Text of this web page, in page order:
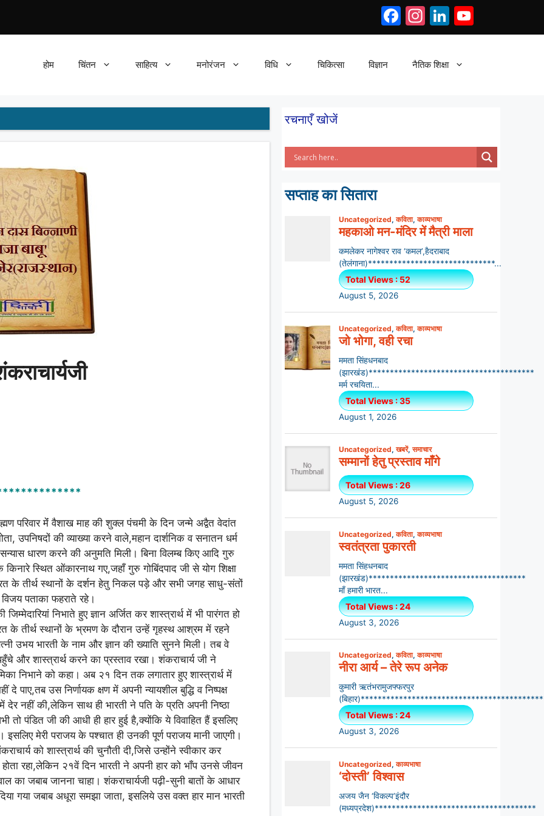
Facebook
Instagram
LinkedIn
होम चिंतन साहित्य मनोरंजन विधि चिकित्सा विज्ञान नैतिक शिक्षा
परिवार मेंं वैशाख माह की शुक्ल पंचमी के दिन जन्मे अद्वैत वेदांत
उपनिषदों की व्याख्या करने वाले,महान दार्शनिक व सनातन धर्म
धारण करने की अनुमति मिली। बिना विलम्ब किए आदि गुरु
स्थित ओंकारनाथ गए,जहाँ गुरु गोबिंदपाद जी से योग शिक्षा
के तीर्थ स्थानों के दर्शन हेतु निकल पड़े और सभी जगह साधु-संतों
पताका फहराते रहे।
निभाते हुए ज्ञान अर्जित कर शास्त्रार्थ में भी पारंगत हो
के तीर्थ स्थानों के भ्रमण के दौरान उन्हें गृहस्थ आश्रम में रहने
उभय भारती के नाम और ज्ञान की ख्याति सुनने मिली। तब वे
और शास्त्रार्थ करने का प्रस्ताव रखा। शंकराचार्य जी ने
निभाने को कहा। अब २१ दिन तक लगातार हुए शास्त्रार्थ में
पाए,तब उस निर्णायक क्षण में अपनी न्यायशील बुद्धि व निष्पक्ष
नहीं की,लेकिन साथ ही भारती ने पति के प्रति अपनी निष्ठा
पंडित जी की आधी ही हार हुई है,क्योंकि ये विवाहित हैं इसलिए
मेरी पराजय के पश्चात ही उनकी पूर्ण पराजय मानी जाएगी।
को शास्त्रार्थ की चुनौती दी,जिसे उन्होंने स्वीकार कर
रहा,लेकिन २१वें दिन भारती ने अपनी हार को भाँप उनसे जीवन
का जबाब जानना चाहा। शंकराचार्यजी पढ़ी-सुनी बातों के आधार
गया जबाब अधूरा समझा जाता, इसलिये उस वक्त हार मान भारती
रचनाएँ खोजें
सप्ताह का सितारा